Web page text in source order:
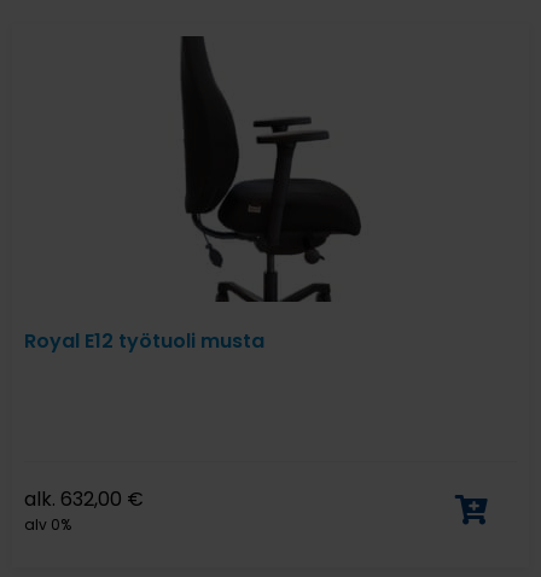
Royal E12 työtuoli musta
alk. 632,00 €
alv 0%